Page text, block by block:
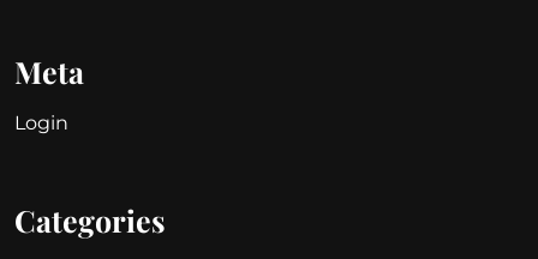
Meta
Login
Categories